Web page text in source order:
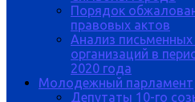
Порядок
правовых актов
Анализ
организаций в
2020 года
Молодежный парламент
Депутаты 10-го